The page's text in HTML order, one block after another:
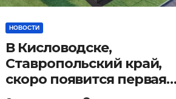
НОВОСТИ
В Кисловодске,
Ставропольский край,
скоро появится первая
«умная площадка».